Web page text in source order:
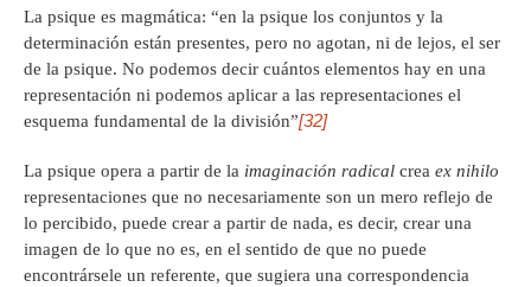
La psique es magmática: “en la psique los conjuntos y la
determinación están presentes, pero no agotan, ni de lejos, el ser
de la psique. No podemos decir cuántos elementos hay en una
representación ni podemos aplicar a las representaciones el
esquema fundamental de la división”[32]
La psique opera a partir de la imaginación radical crea ex nihilo
representaciones que no necesariamente son un mero reflejo de
lo percibido, puede crear a partir de nada, es decir, crear una
imagen de lo que no es, en el sentido de que no puede
encontrársele un referente, que sugiera una correspondencia